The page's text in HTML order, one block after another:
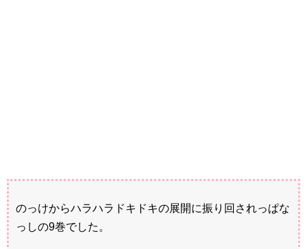
のっけからハラハラドキドキの展開に振り回されっぱな
っしの9巻でした。